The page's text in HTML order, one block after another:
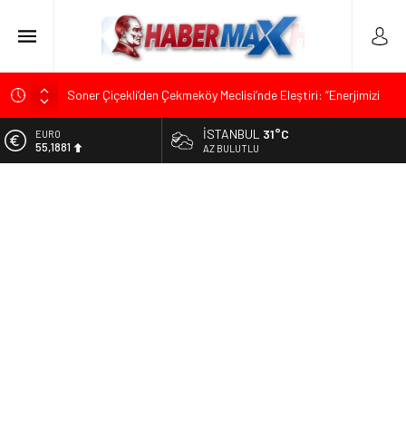
Soner Çiçekli’den Çekmeköy Meclisi’nde Eleştiri: “Enerjimizi
Edremit’te Kaymakam Ahmet Odabaş’a Duygu Dolu Veda
ALTIN
6.660,55
İSTANBUL 31°C
AZ BULUTLU